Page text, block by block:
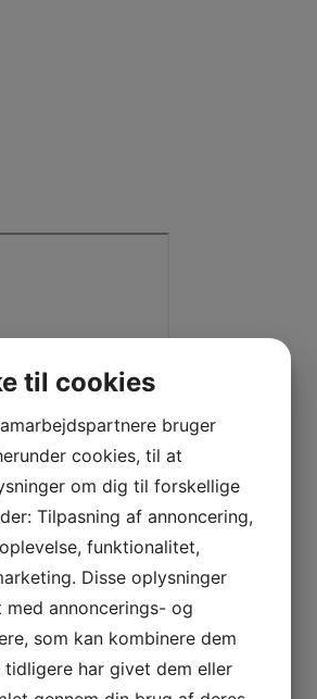
i dag
os. Den følgende kontaktformular kan
som du ikke har fået svar på her. Vi
alle henvendelser indenfor 24 timer.
til cookies
bruger
cookies, til at
om dig til forskellige
Tilpasning af annoncering,
funktionalitet,
Disse oplysninger
med annoncerings- og
som kan kombinere dem
tidligere har givet dem eller